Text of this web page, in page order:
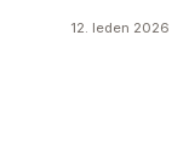
12. leden 2026